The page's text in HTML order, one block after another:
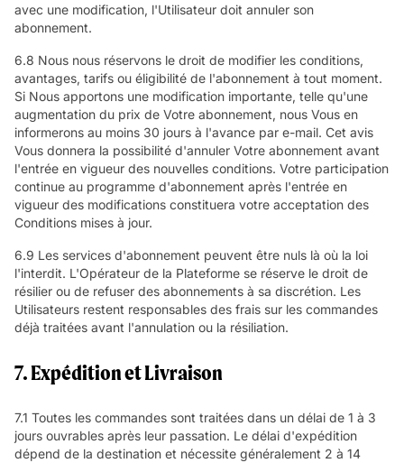
avec une modification, l'Utilisateur doit annuler son
abonnement.
6.8 Nous nous réservons le droit de modifier les conditions,
avantages, tarifs ou éligibilité de l'abonnement à tout moment.
Si Nous apportons une modification importante, telle qu'une
augmentation du prix de Votre abonnement, nous Vous en
informerons au moins 30 jours à l'avance par e-mail. Cet avis
Vous donnera la possibilité d'annuler Votre abonnement avant
l'entrée en vigueur des nouvelles conditions. Votre participation
continue au programme d'abonnement après l'entrée en
vigueur des modifications constituera votre acceptation des
Conditions mises à jour.
6.9 Les services d'abonnement peuvent être nuls là où la loi
l'interdit. L'Opérateur de la Plateforme se réserve le droit de
résilier ou de refuser des abonnements à sa discrétion. Les
Utilisateurs restent responsables des frais sur les commandes
déjà traitées avant l'annulation ou la résiliation.
7. Expédition et Livraison
7.1 Toutes les commandes sont traitées dans un délai de 1 à 3
jours ouvrables après leur passation. Le délai d'expédition
dépend de la destination et nécessite généralement 2 à 14